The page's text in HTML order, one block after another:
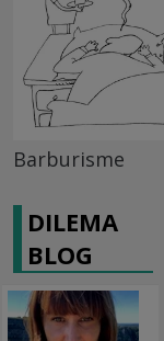
Barburisme
DILEMA
BLOG